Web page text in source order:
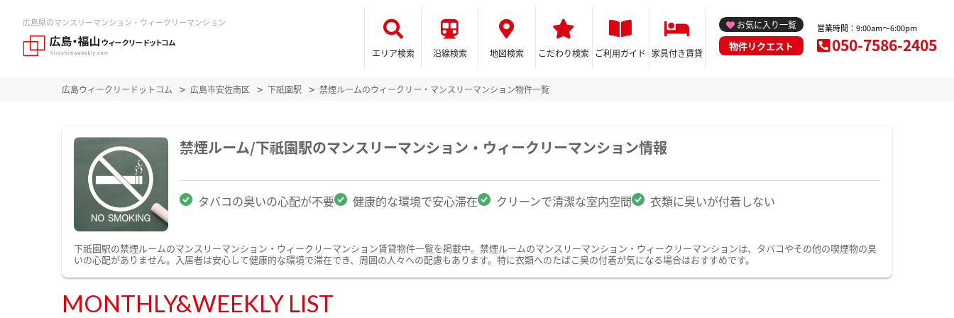
広島県のマンスリーマンション・ウィークリーマンション
エリア検索 沿線検索 地図検索 こだわり検索 ご利用ガイド 家具付き賃貸
お気に入り一覧
物件リクエスト
営業時間：9:00am～6:00pm
050-7586-2405
広島ウィークリードットコム 広島市安佐南区 下祇園駅 禁煙ルームのウィークリー・マンスリーマンション物件一覧
禁煙ルーム/下祇園駅のマンスリーマンション・ウィークリーマンション情報
タバコの臭いの心配が不要 健康的な環境で安心滞在 クリーンで清潔な室内空間 衣類に臭いが付着しない
下祇園駅の禁煙ルームのマンスリーマンション・ウィークリーマンション賃貸物件一覧を掲載中。禁煙ルームのマンスリーマンション・ウィークリーマンションは、タバコやその他の喫煙物の臭
いの心配がありません。入居者は安心して健康的な環境で滞在でき、周囲の人々への配慮もあります。特に衣類へのたばこ臭の付着が気になる場合はおすすめです。
MONTHLY&WEEKLY LIST